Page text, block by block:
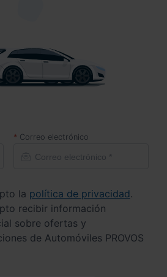
Correo electrónico
la política de privacidad.
recibir información
sobre ofertas y
de Automóviles PROVOS